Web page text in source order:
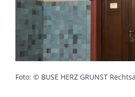
Foto: © BUSE HERZ GRUNST